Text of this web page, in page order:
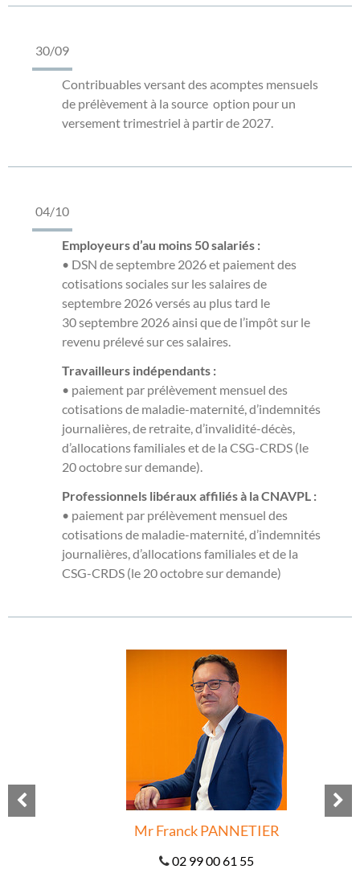
30/09
Contribuables versant des acomptes mensuels
de prélèvement à la source option pour un
versement trimestriel à partir de 2027.
04/10
Employeurs d’au moins 50 salariés :
• DSN de septembre 2026 et paiement des
cotisations sociales sur les salaires de
septembre 2026 versés au plus tard le
30 septembre 2026 ainsi que de l’impôt sur le
revenu prélevé sur ces salaires.
Travailleurs indépendants :
• paiement par prélèvement mensuel des
cotisations de maladie-maternité, d’indemnités
journalières, de retraite, d’invalidité-décès,
d’allocations familiales et de la CSG-CRDS (le
20 octobre sur demande).
Professionnels libéraux affiliés à la CNAVPL :
• paiement par prélèvement mensuel des
cotisations de maladie-maternité, d’indemnités
journalières, d’allocations familiales et de la
CSG-CRDS (le 20 octobre sur demande)
Mr FranckPANNETIER
02 99 00 61 55
Previous